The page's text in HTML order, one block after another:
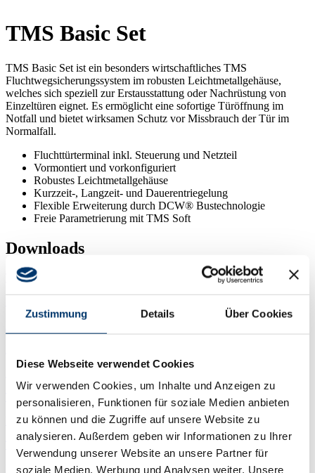
Zustimmung Details Über Cookies
Diese Webseite verwendet Cookies
Wir verwenden Cookies, um Inhalte und Anzeigen zu
personalisieren, Funktionen für soziale Medien anbieten
zu können und die Zugriffe auf unsere Website zu
analysieren. Außerdem geben wir Informationen zu Ihrer
Verwendung unserer Website an unsere Partner für
soziale Medien, Werbung und Analysen weiter. Unsere
TMS Basic Set
TMS Basic Set ist ein besonders wirtschaftliches TMS
Fluchtwegsicherungssystem im robusten Leichtmetallgehäuse,
welches sich speziell zur Erstausstattung oder Nachrüstung von
Einzeltüren eignet. Es ermöglicht eine sofortige Türöffnung im
Notfall und bietet wirksamen Schutz vor Missbrauch der Tür im
Normalfall.
Fluchttürterminal inkl. Steuerung und Netzteil
Vormontiert und vorkonfiguriert
Robustes Leichtmetallgehäuse
Kurzzeit-, Langzeit- und Dauerentriegelung
Flexible Erweiterung durch DCW® Bustechnologie
Freie Parametrierung mit TMS Soft
Downloads
TMS Basic Set
TMS Basic Set
PDF
TMS Basic Set
PDF